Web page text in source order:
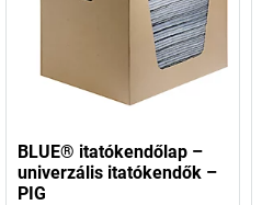
BLUE® itatókendőlap –
univerzális itatókendők –
PIG